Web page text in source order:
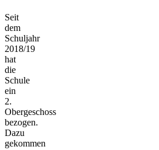
Seit
dem
Schuljahr
2018/19
hat
die
Schule
ein
2.
Obergeschoss
bezogen.
Dazu
gekommen